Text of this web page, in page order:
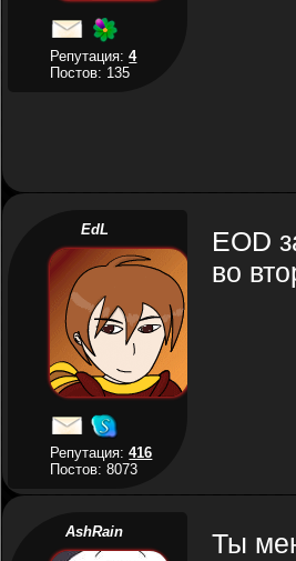
Репутация:4
Постов: 135
EdL
Репутация:416
Постов: 8073
EOD
во
AshRain Ты